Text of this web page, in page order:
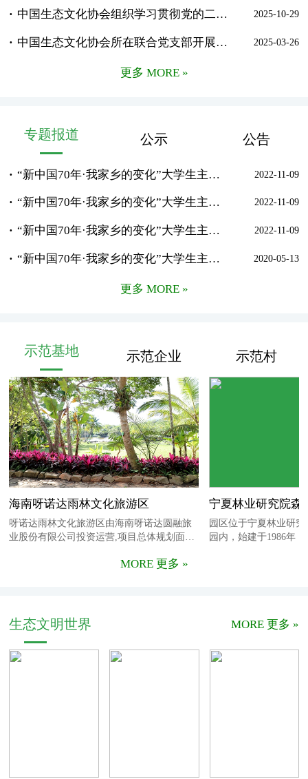
中国生态文化协会组织学习贯彻党的二十届四中全会精神 2025-10-29
中国生态文化协会所在联合党支部开展主题党日和专题党课活动 2025-03-26
更多 MORE »
专题报道 公示 公告
“新中国70年·我家乡的变化”大学生主题征文获奖作品选：《寻寻觅觅，只为这儿有位朱子……》 2022-11-09
“新中国70年·我家乡的变化”大学生主题征文获奖作品选：《寻找真正的鸟鸣 》 2022-11-09
“新中国70年·我家乡的变化”大学生主题征文获奖作品选：《阿嬷厝边的三角梅 》 2022-11-09
“新中国70年·我家乡的变化”大学生主题征文获奖作品选：《 河处是吾乡》 2020-05-13
更多 MORE »
示范基地 示范企业 示范村
海南呀诺达雨林文化旅游区
呀诺达雨林文化旅游区由海南呀诺达圆融旅
业股份有限公司投资运营,项目总体规划面积
正热带雨林，是最具观赏价值的热带雨林资
的环境认证，于2006年动工
宁夏林业研究院森
园区位于宁夏林业研
园内，始建于1986年
宁夏省级
MORE 更多 »
生态文明世界 MORE 更多 »